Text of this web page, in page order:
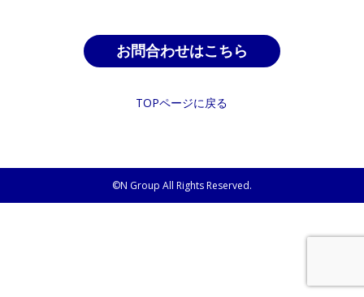
お問合わせはこちら
TOPページに戻る
©N Group All Rights Reserved.